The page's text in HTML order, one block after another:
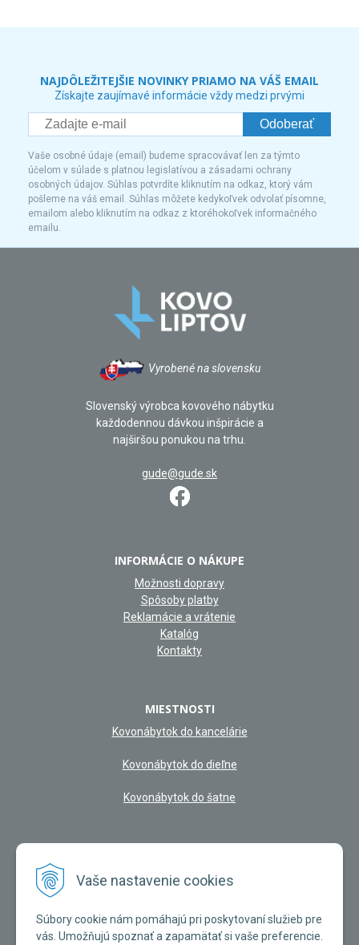
Vaše nastavenie cookies
Súbory cookie nám pomáhajú pri poskytovaní služieb pre
vás. Umožňujú spoznať a zapamätať si vaše preferencie.
NAJDÔLEŽITEJŠIE NOVINKY PRIAMO NA VÁŠ EMAIL
Získajte zaujímavé informácie vždy medzi prvými
Odoberať
Vaše osobné údaje (email) budeme spracovávať len za týmto
účelom v súlade s platnou legislatívou a zásadami ochrany
osobných údajov. Súhlas potvrdíte kliknutím na odkaz, ktorý vám
pošleme na váš email. Súhlas môžete kedykoľvek odvolať písomne,
emailom alebo kliknutím na odkaz z ktoréhokoľvek informačného
emailu.
Vyrobené na slovensku
Slovenský výrobca kovového nábytku
každodennou dávkou inšpirácie a
najširšou ponukou na trhu.
gude@gude.sk
INFORMÁCIE O NÁKUPE
Možnosti dopravy
Spôsoby platby
Reklamácie a vrátenie
Katalóg
Kontakty
MIESTNOSTI
Kovonábytok do kancelárie
Kovonábytok do dieľne
Kovonábytok do šatne